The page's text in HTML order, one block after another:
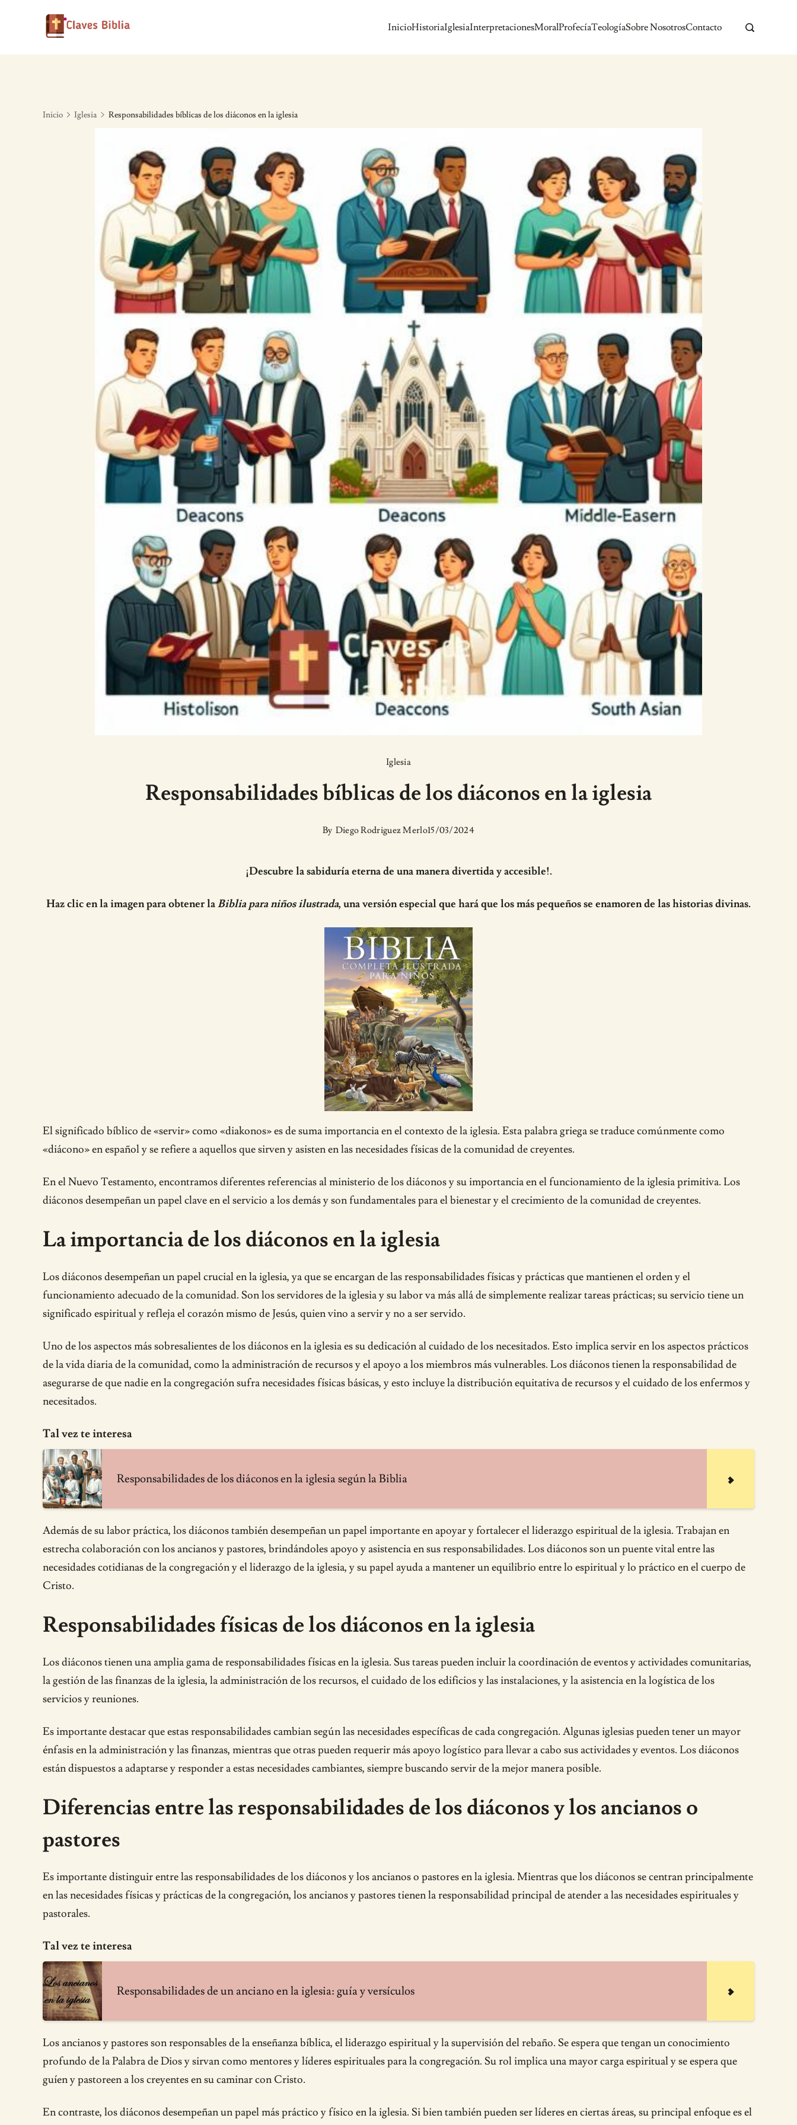
InicioHistoriaIglesiaInterpretacionesMoralProfecíaTeologíaSobre NosotrosContacto
Inicio Iglesia Responsabilidades bíblicas de los diáconos en la iglesia
Iglesia
Responsabilidades bíblicas de los diáconos en la iglesia
By Diego Rodriguez Merlo15/03/2024
¡Descubre la sabiduría eterna de una manera divertida y accesible!.
Haz clic en la imagen para obtener laBiblia para niños ilustrada, una versión especial que hará que los más pequeños se enamoren de las historias divinas.
El significado bíblico de «servir» como «diakonos» es de suma importancia en el contexto de la iglesia. Esta palabra griega se traduce comúnmente como
«diácono» en español y se refiere a aquellos que sirven y asisten en las necesidades físicas de la comunidad de creyentes.
En el Nuevo Testamento, encontramos diferentes referencias al ministerio de los diáconos y su importancia en el funcionamiento de la iglesia primitiva. Los
diáconos desempeñan un papel clave en el servicio a los demás y son fundamentales para el bienestar y el crecimiento de la comunidad de creyentes.
La importancia de los diáconos en la iglesia
Los diáconos desempeñan un papel crucial en la iglesia, ya que se encargan de las responsabilidades físicas y prácticas que mantienen el orden y el
funcionamiento adecuado de la comunidad. Son los servidores de la iglesia y su labor va más allá de simplemente realizar tareas prácticas; su servicio tiene un
significado espiritual y refleja el corazón mismo de Jesús, quien vino a servir y no a ser servido.
Uno de los aspectos más sobresalientes de los diáconos en la iglesia es su dedicación al cuidado de los necesitados. Esto implica servir en los aspectos prácticos
de la vida diaria de la comunidad, como la administración de recursos y el apoyo a los miembros más vulnerables. Los diáconos tienen la responsabilidad de
asegurarse de que nadie en la congregación sufra necesidades físicas básicas, y esto incluye la distribución equitativa de recursos y el cuidado de los enfermos y
necesitados.
Tal vez te interesa
Responsabilidades de los diáconos en la iglesia según la Biblia
Además de su labor práctica, los diáconos también desempeñan un papel importante en apoyar y fortalecer el liderazgo espiritual de la iglesia. Trabajan en
estrecha colaboración con los ancianos y pastores, brindándoles apoyo y asistencia en sus responsabilidades. Los diáconos son un puente vital entre las
necesidades cotidianas de la congregación y el liderazgo de la iglesia, y su papel ayuda a mantener un equilibrio entre lo espiritual y lo práctico en el cuerpo de
Cristo.
Responsabilidades físicas de los diáconos en la iglesia
Los diáconos tienen una amplia gama de responsabilidades físicas en la iglesia. Sus tareas pueden incluir la coordinación de eventos y actividades comunitarias,
la gestión de las finanzas de la iglesia, la administración de los recursos, el cuidado de los edificios y las instalaciones, y la asistencia en la logística de los
servicios y reuniones.
Es importante destacar que estas responsabilidades cambian según las necesidades específicas de cada congregación. Algunas iglesias pueden tener un mayor
énfasis en la administración y las finanzas, mientras que otras pueden requerir más apoyo logístico para llevar a cabo sus actividades y eventos. Los diáconos
están dispuestos a adaptarse y responder a estas necesidades cambiantes, siempre buscando servir de la mejor manera posible.
Diferencias entre las responsabilidades de los diáconos y los ancianos o
pastores
Es importante distinguir entre las responsabilidades de los diáconos y los ancianos o pastores en la iglesia. Mientras que los diáconos se centran principalmente
en las necesidades físicas y prácticas de la congregación, los ancianos y pastores tienen la responsabilidad principal de atender a las necesidades espirituales y
pastorales.
Tal vez te interesa
Responsabilidades de un anciano en la iglesia: guía y versículos
Los ancianos y pastores son responsables de la enseñanza bíblica, el liderazgo espiritual y la supervisión del rebaño. Se espera que tengan un conocimiento
profundo de la Palabra de Dios y sirvan como mentores y líderes espirituales para la congregación. Su rol implica una mayor carga espiritual y se espera que
guíen y pastoreen a los creyentes en su caminar con Cristo.
En contraste, los diáconos desempeñan un papel más práctico y físico en la iglesia. Si bien también pueden ser líderes en ciertas áreas, su principal enfoque es el